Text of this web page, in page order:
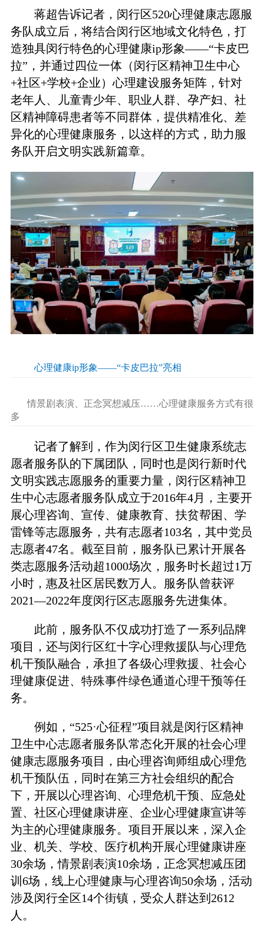
蒋超告诉记者，闵行区520心理健康志愿服
务队成立后，将结合闵行区地域文化特色，打
造独具闵行特色的心理健康ip形象——“卡皮巴
拉”，并通过四位一体（闵行区精神卫生中心
+社区+学校+企业）心理建设服务矩阵，针对
老年人、儿童青少年、职业人群、孕产妇、社
区精神障碍患者等不同群体，提供精准化、差
异化的心理健康服务，以这样的方式，助力服
务队开启文明实践新篇章。
心理健康ip形象——“卡皮巴拉”亮相
情景剧表演、正念冥想减压……心理健康服务方式有很
多
记者了解到，作为闵行区卫生健康系统志
愿者服务队的下属团队，同时也是闵行新时代
文明实践志愿服务的重要力量，闵行区精神卫
生中心志愿者服务队成立于2016年4月，主要开
展心理咨询、宣传、健康教育、扶贫帮困、学
雷锋等志愿服务，共有志愿者103名，其中党员
志愿者47名。截至目前，服务队已累计开展各
类志愿服务活动超1000场次，服务时长超过1万
小时，惠及社区居民数万人。服务队曾获评
2021—2022年度闵行区志愿服务先进集体。
此前，服务队不仅成功打造了一系列品牌
项目，还与闵行区红十字心理救援队与心理危
机干预队融合，承担了各级心理救援、社会心
理健康促进、特殊事件绿色通道心理干预等任
务。
例如，“525·心征程”项目就是闵行区精神
卫生中心志愿者服务队常态化开展的社会心理
健康志愿服务项目，由心理咨询师组成心理危
机干预队伍，同时在第三方社会组织的配合
下，开展以心理咨询、心理危机干预、应急处
置、社区心理健康讲座、企业心理健康宣讲等
为主的心理健康服务。项目开展以来，深入企
业、机关、学校、医疗机构开展心理健康讲座
30余场，情景剧表演10余场，正念冥想减压团
训6场，线上心理健康与心理咨询50余场，活动
涉及闵行全区14个街镇，受众人群达到2612
人。